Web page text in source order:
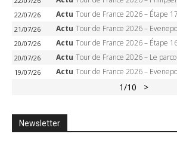
22/07/26 Actu Tour de France 2026 – Étape 17 : Pedersen peut-il verrouiller le
21/07/26 Actu Tour de France 2026 – Evenepoel écrase le chrono d’Évian, Seixas 4e,
20/07/26 Actu Tour de France 2026 – Étape 16 : Evenepoel, Pogacar, Ganna… qui domptera le chrono d’Évian
20/07/26 Actu Tour de France 2026 – Le parcours officiel complet : 21 étapes,
19/07/26 Actu Tour de France 2026 – Evenepoel gagne à Solaison, Vingegaard abandonne,
1/10 >
Newsletter